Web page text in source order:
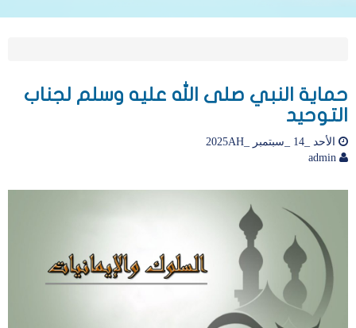
حماية النبي صلى الله عليه وسلم لجناب
التوحيد
الأحد _14 _سبتمبر _2025AH